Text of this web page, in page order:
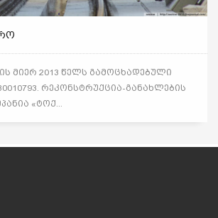
მიერ 2013 წელს გამოცხადებული
რეკონსტრუქცია-განახლების
«ტოქ...